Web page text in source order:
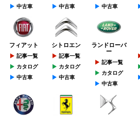
中古車
中古車
中古車
フィアット
記事一覧
カタログ
中古車
シトロエン
記事一覧
カタログ
中古車
ランドローバ
ー
記事一覧
カタログ
中古車